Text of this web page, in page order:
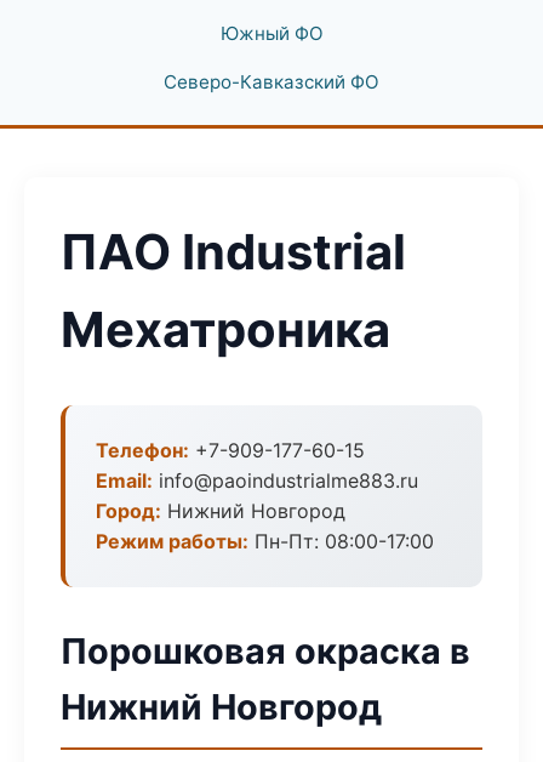
Южный ФО
Северо-Кавказский ФО
ПАО Industrial
Мехатроника
Телефон: +7-909-177-60-15
Email: info@paoindustrialme883.ru
Город: Нижний Новгород
Режим работы: Пн-Пт: 08:00-17:00
Порошковая окраска в
Нижний Новгород